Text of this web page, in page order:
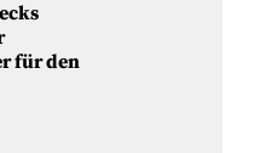
für den